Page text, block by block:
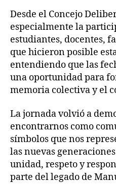
Desde el Concejo
especialmente la
estudiantes, docentes,
que hicieron posible
entendiendo que las
una oportunidad para
memoria colectiva y el
La jornada volvió a
encontrarnos como
símbolos que nos
las nuevas
unidad, respeto y
parte del legado de